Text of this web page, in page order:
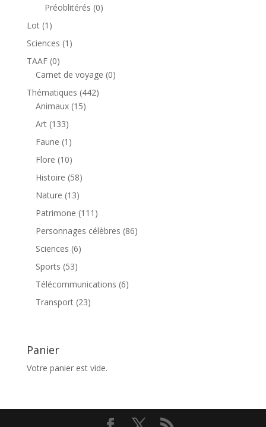
Préoblitérés 00
Lot 1 1
produit
Sciences 1 1
TAAF 00
produit
Carnet de voyage 00
Thématiques 442442
Animaux 1515
Art 133133
produits
Faune 1 1
produit
Flore 1010
produits
Histoire 5858
Nature 1313
produits
Patrimone 111 111
produits
Personnages célèbres 8686
Sciences 66
Sports 5353
produits
Télécommunications 66
Transport 2323
Panier
Votre panier est vide.